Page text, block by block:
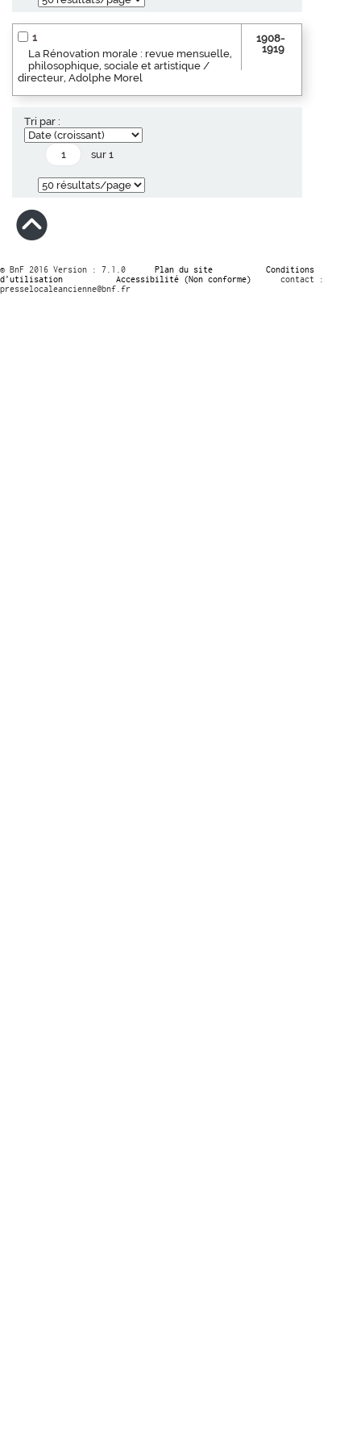
1
La Rénovation morale : revue mensuelle,
philosophique, sociale et artistique /
directeur, Adolphe Morel
1908-
1919
Tri par :
sur 1
© BnF 2016 Version : 7.1.0 Plan du site
Conditions
d’utilisation
Accessibilité (Non conforme)
contact :
presselocaleancienne@bnf.fr